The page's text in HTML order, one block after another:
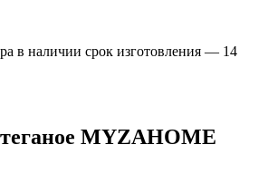
в наличии срок изготовления — 14
MYZAHOME